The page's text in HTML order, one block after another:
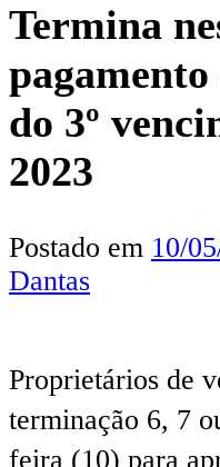
Termina
pagamento
do 3º
2023
Postado em 10/
Dantas
Proprietários de
terminação 6, 7
feira (10) para